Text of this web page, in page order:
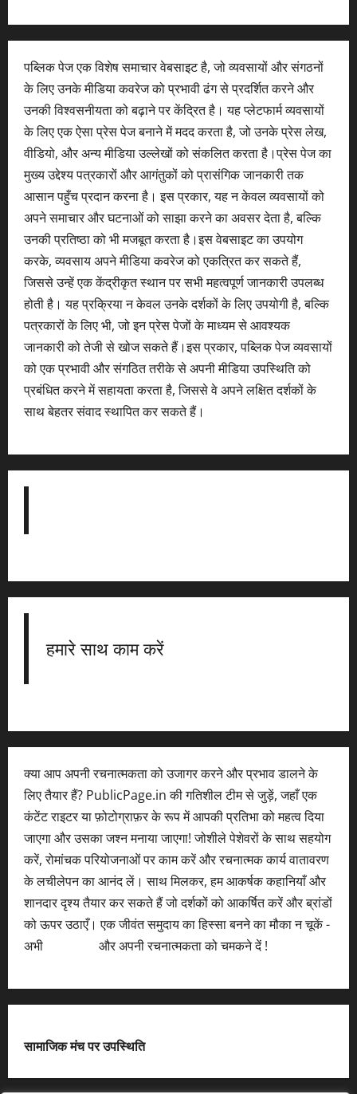
पब्लिक पेज एक विशेष समाचार वेबसाइट है, जो व्यवसायों और संगठनों
के लिए उनके मीडिया कवरेज को प्रभावी ढंग से प्रदर्शित करने और
उनकी विश्वसनीयता को बढ़ाने पर केंद्रित है। यह प्लेटफार्म व्यवसायों
के लिए एक ऐसा प्रेस पेज बनाने में मदद करता है, जो उनके प्रेस लेख,
वीडियो, और अन्य मीडिया उल्लेखों को संकलित करता है।प्रेस पेज का
मुख्य उद्देश्य पत्रकारों और आगंतुकों को प्रासंगिक जानकारी तक
आसान पहुँच प्रदान करना है। इस प्रकार, यह न केवल व्यवसायों को
अपने समाचार और घटनाओं को साझा करने का अवसर देता है, बल्कि
उनकी प्रतिष्ठा को भी मजबूत करता है।इस वेबसाइट का उपयोग
करके, व्यवसाय अपने मीडिया कवरेज को एकत्रित कर सकते हैं,
जिससे उन्हें एक केंद्रीकृत स्थान पर सभी महत्वपूर्ण जानकारी उपलब्ध
होती है। यह प्रक्रिया न केवल उनके दर्शकों के लिए उपयोगी है, बल्कि
पत्रकारों के लिए भी, जो इन प्रेस पेजों के माध्यम से आवश्यक
जानकारी को तेजी से खोज सकते हैं।इस प्रकार, पब्लिक पेज व्यवसायों
को एक प्रभावी और संगठित तरीके से अपनी मीडिया उपस्थिति को
प्रबंधित करने में सहायता करता है, जिससे वे अपने लक्षित दर्शकों के
साथ बेहतर संवाद स्थापित कर सकते हैं।
हमारे साथ काम करें
क्या आप अपनी रचनात्मकता को उजागर करने और प्रभाव डालने के
लिए तैयार हैं? PublicPage.in की गतिशील टीम से जुड़ें, जहाँ एक
कंटेंट राइटर या फ़ोटोग्राफ़र के रूप में आपकी प्रतिभा को महत्व दिया
जाएगा और उसका जश्न मनाया जाएगा! जोशीले पेशेवरों के साथ सहयोग
करें, रोमांचक परियोजनाओं पर काम करें और रचनात्मक कार्य वातावरण
के लचीलेपन का आनंद लें। साथ मिलकर, हम आकर्षक कहानियाँ और
शानदार दृश्य तैयार कर सकते हैं जो दर्शकों को आकर्षित करें और ब्रांडों
को ऊपर उठाएँ। एक जीवंत समुदाय का हिस्सा बनने का मौका न चूकें -
अभी
और अपनी रचनात्मकता को चमकने दें !
सामाजिक मंच पर उपस्थिति